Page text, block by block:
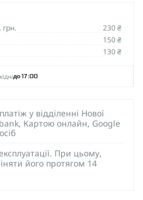
грн. 230 ₴
150 ₴
130 ₴
до 17:00
у відділенні Нової
Картою онлайн, Google
При цьому,
його протягом 14